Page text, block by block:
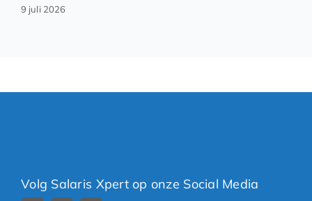
9 juli 2026
Volg Salaris Xpert op onze Social Media